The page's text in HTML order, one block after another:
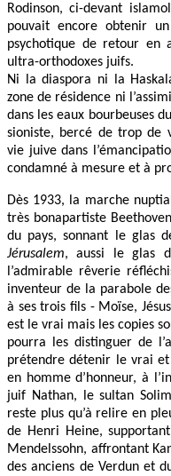
Rodinson, ci-devant
pouvait encore obtenir
psychotique de retour en
ultra-orthodoxes juifs.
Ni la diaspora ni la
zone de résidence ni
dans les eaux bourbeuses
sioniste, bercé de trop de
vie juive dans
condamné à mesure et à
Dès 1933, la marche
très bonapartiste
du pays, sonnant le glas
Jérusalem, aussi le glas
l’admirable rêverie
inventeur de la parabole
à ses trois fils - Moïse,
est le vrai mais les copies
pourra les distinguer de
prétendre détenir le vrai
en homme d’honneur, à
juif Nathan, le sultan
reste plus qu’à relire en
de Henri Heine,
Mendelssohn, affrontant
des anciens de Verdun et